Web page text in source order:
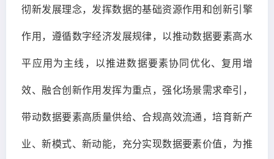
彻新发展理念，发挥数据的基础资源作用和创新引擎
作用，遵循数字经济发展规律，以推动数据要素高水
平应用为主线，以推进数据要素协同优化、复用增
效、融合创新作用发挥为重点，强化场景需求牵引，
带动数据要素高质量供给、合规高效流通，培育新产
业、新模式、新动能，充分实现数据要素价值，为推